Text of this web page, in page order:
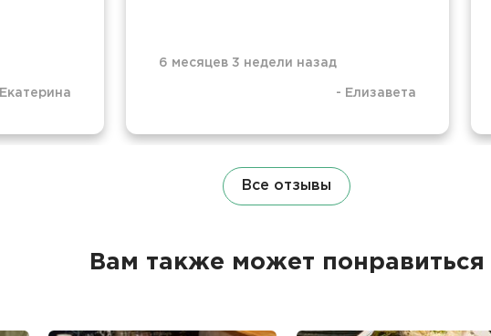
Екатерина
6 месяцев 3 недели назад
- Елизавета
Все отзывы
Вам также может понравиться